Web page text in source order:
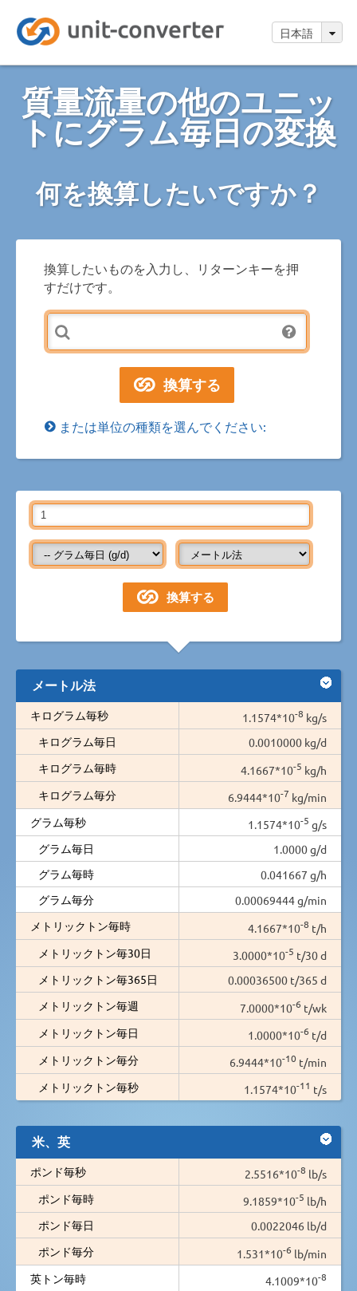
日本語
質量流量の他のユニッ
トにグラム毎日の変換
何を換算したいですか？
換算したいものを入力し、リターンキーを押
すだけです。
または単位の種類を選んでください:
メートル法
キログラム毎秒 1.1574*10-8 kg/s
キログラム毎日
0.0010000 kg/d
キログラム毎時
4.1667*10-5 kg/h
キログラム毎分
6.9444*10-7 kg/min
グラム毎秒
1.1574*10-5 g/s
グラム毎日
1.0000 g/d
グラム毎時
0.041667 g/h
グラム毎分
0.00069444 g/min
メトリックトン毎時
4.1667*10-8 t/h
メトリックトン毎30日
3.0000*10-5 t/30 d
メトリックトン毎365日
0.00036500 t/365 d
メトリックトン毎週
7.0000*10-6 t/wk
メトリックトン毎日
1.0000*10-6 t/d
メトリックトン毎分
6.9444*10-10 t/min
メトリックトン毎秒
1.1574*10-11 t/s
米、英
ポンド毎秒 2.5516*10-8 lb/s
ポンド毎時
9.1859*10-5 lb/h
ポンド毎日
0.0022046 lb/d
ポンド毎分
1.531*10-6 lb/min
英トン毎時
4.1009*10-8